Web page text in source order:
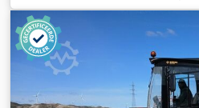
Ajx Ahlof